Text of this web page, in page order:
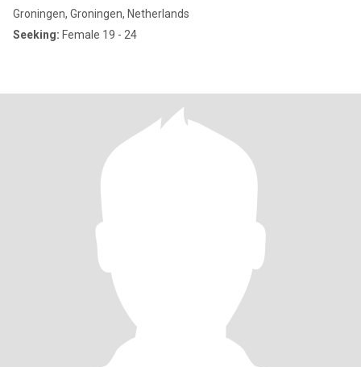
Groningen, Groningen, Netherlands
Seeking: Female 19 - 24